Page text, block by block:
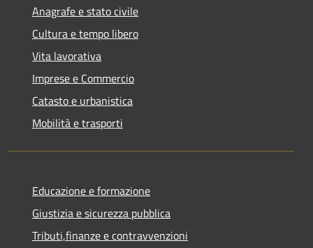
Anagrafe e stato civile
Cultura e tempo libero
Vita lavorativa
Imprese e Commercio
Catasto e urbanistica
Mobilità e trasporti
Educazione e formazione
Giustizia e sicurezza pubblica
Tributi,finanze e contravvenzioni